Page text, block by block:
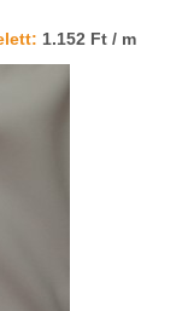
1.152 Ft / m